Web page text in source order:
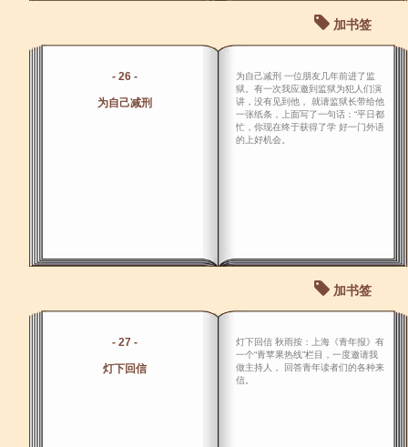
加书签
- 26 -
为自己减刑
为自己减刑 一位朋友几年前进了监
狱。有一次我应邀到监狱为犯人们演
讲，没有见到他， 就请监狱长带给他
一张纸条，上面写了一句话：“平日都
忙，你现在终于获得了学 好一门外语
的上好机会。
加书签
- 27 -
灯下回信
灯下回信 秋雨按：上海《青年报》有
一个“青苹果热线”栏目，一度邀请我
做主持人， 回答青年读者们的各种来
信。